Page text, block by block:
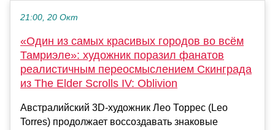
21:00, 20 Окт
«Один из самых красивых городов во всём
Тамриэле»: художник поразил фанатов
реалистичным переосмыслением Скинграда
из The Elder Scrolls IV: Oblivion
Австралийский 3D-художник Лео Торрес (Leo
Torres) продолжает воссоздавать знаковые